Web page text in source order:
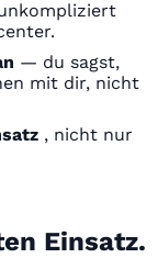
— du sagst,
mit dir, nicht
, nicht nur
Einsatz.